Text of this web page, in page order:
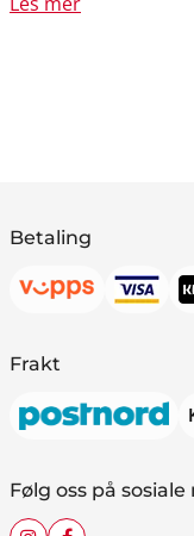
Betaling
Frakt
Følg oss på